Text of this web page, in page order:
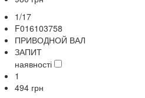
1/17
F016103758
ПРИВОДНОЙ ВАЛ
ЗАПИТ
наявності
1
494 грн